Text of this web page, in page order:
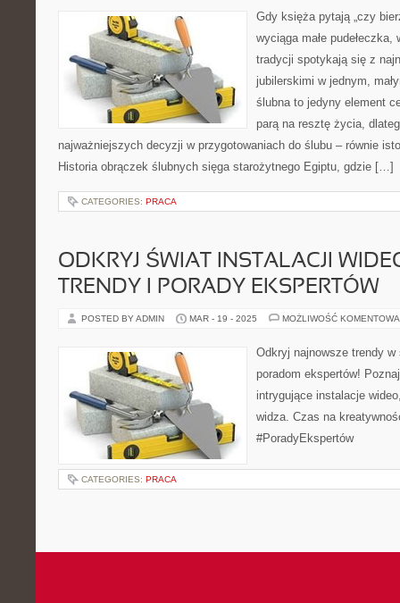
Gdy księża pytają „czy
wyciąga małe
tradycji spotykają się z
jubilerskimi w jednym,
ślubna to jedyny element
parą na resztę życia,
najważniejszych decyzji w przygotowaniach do ślubu – równie
Historia obrączek ślubnych sięga starożytnego Egiptu, gdzie […]
CATEGORIES: PRACA
ODKRYJ ŚWIAT INSTALACJI
TRENDY I PORADY EKSPERTÓW
POSTED BY ADMIN MAR - 19 - 2025 MOŻLIWOŚĆ
Odkryj najnowsze trendy
poradom ekspertów!
intrygujące instalacje
widza. Czas na
#PoradyEkspertów
CATEGORIES: PRACA